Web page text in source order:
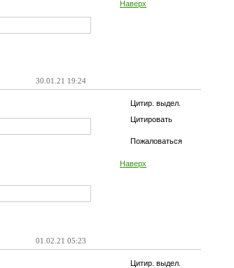
Наверх
30.01.21 19:24
Цитир. выдел.
Цитировать
Пожаловаться
Наверх
01.02.21 05:23
Цитир. выдел.